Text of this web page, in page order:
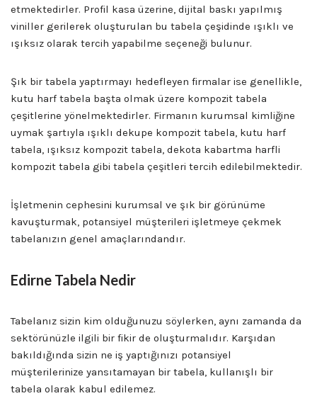
etmektedirler. Profil kasa üzerine, dijital baskı yapılmış
viniller gerilerek oluşturulan bu tabela çeşidinde ışıklı ve
ışıksız olarak tercih yapabilme seçeneği bulunur.
Şık bir tabela yaptırmayı hedefleyen firmalar ise genellikle,
kutu harf tabela başta olmak üzere kompozit tabela
çeşitlerine yönelmektedirler. Firmanın kurumsal kimliğine
uymak şartıyla ışıklı dekupe kompozit tabela, kutu harf
tabela, ışıksız kompozit tabela, dekota kabartma harfli
kompozit tabela gibi tabela çeşitleri tercih edilebilmektedir.
İşletmenin cephesini kurumsal ve şık bir görünüme
kavuşturmak, potansiyel müşterileri işletmeye çekmek
tabelanızın genel amaçlarındandır.
Edirne Tabela Nedir
Tabelanız sizin kim olduğunuzu söylerken, aynı zamanda da
sektörünüzle ilgili bir fikir de oluşturmalıdır. Karşıdan
bakıldığında sizin ne iş yaptığınızı potansiyel
müşterilerinize yansıtamayan bir tabela, kullanışlı bir
tabela olarak kabul edilemez.